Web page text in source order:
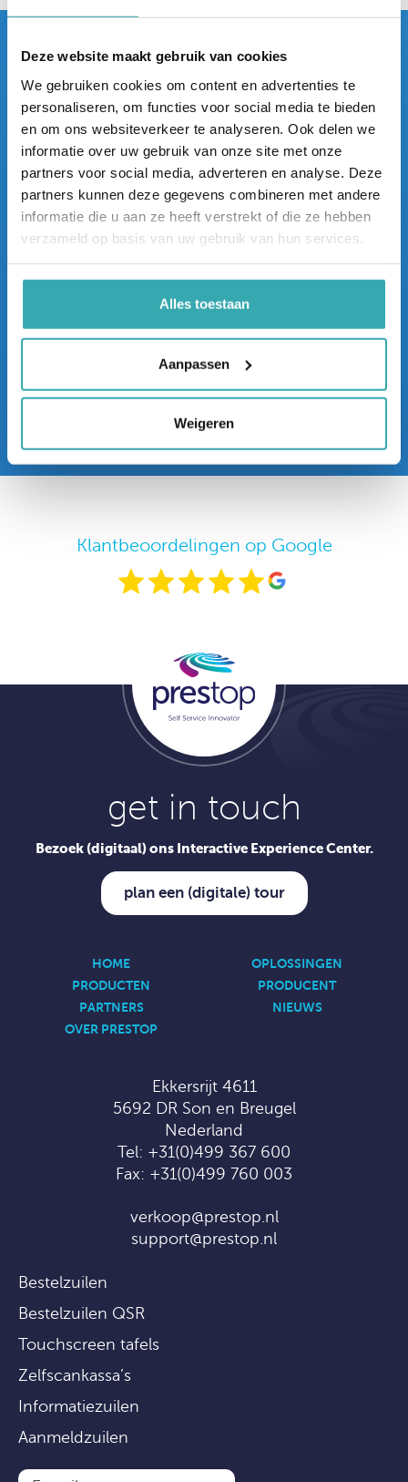
Deze website maakt gebruik van cookies
We gebruiken cookies om content en advertenties te
personaliseren, om functies voor social media te bieden
en om ons websiteverkeer te analyseren. Ook delen we
informatie over uw gebruik van onze site met onze
partners voor social media, adverteren en analyse. Deze
partners kunnen deze gegevens combineren met andere
informatie die u aan ze heeft verstrekt of die ze hebben
verzameld op basis van uw gebruik van hun services.
Alles toestaan
Aanpassen
Weigeren
Bezoek nu
ons Interactieve Experience
Center.
Prestop heeft het grootste Interactieve
Experience Center van Europa. Je bent van harte
welkom in onze showroom, op Ekkersrijt 4611 in
Son en Breugel, waar we je al onze oplossingen
kunnen tonen.
Liever online? Onze specialisten lopen graag met
de iPhone met Zoom door ons Interactieve
Experience Center. Live worden de beelden
getoond en kun je direct vanuit thuis/werk
Klantbeoordelingen op Google
get in touch
Bezoek (digitaal) ons Interactive Experience Center.
plan een (digitale) tour
HOME
OPLOSSINGEN
PRODUCTEN
PRODUCENT
PARTNERS
NIEUWS
OVER PRESTOP
Ekkersrijt 4611
5692 DR Son en Breugel
Nederland
Tel: +31(0)499 367 600
Fax: +31(0)499 760 003
verkoop@prestop.nl
support@prestop.nl
Bestelzuilen
Bestelzuilen QSR
Touchscreen tafels
Zelfscankassa’s
Informatiezuilen
Aanmeldzuilen